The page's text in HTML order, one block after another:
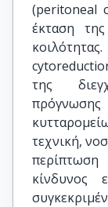
(peritoneal
έκταση
της
τεχνική,
κίνδυνος